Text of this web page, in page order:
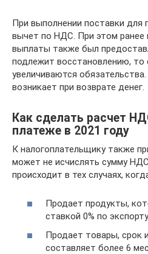
При выполнении поставки для
вычет по НДС. При этом ранее
выплаты также был
подлежит восстановлению, то
увеличиваются
возникает при возврате денег.
Как сделать расчет
платеже в 2021 году
К налогоплательщику также
может не исчислять сумму
происходит в тех случаях,
Продает продукты,
ставкой 0% по
Продает товары, срок
составляет более 6